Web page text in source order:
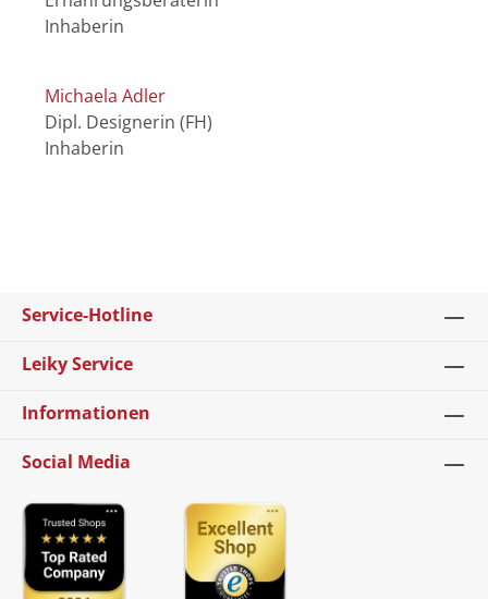
Inhaberin
Michaela Adler
Dipl. Designerin (FH)
Inhaberin
Service-Hotline
Leiky Service
Informationen
Social Media